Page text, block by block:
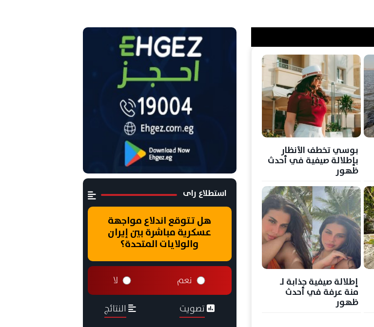
بوسي تخطف الأنظار
بإطلالة صيفية في أحدث
ظهور
إطلالة صيفية جذابة لـ
منة عرفة في أحدث
ظهور
استطلاع راى
هل تتوقع اندلاع مواجهة
عسكرية مباشرة بين إيران
والولايات المتحدة؟
نعم لا
تصويت النتائج